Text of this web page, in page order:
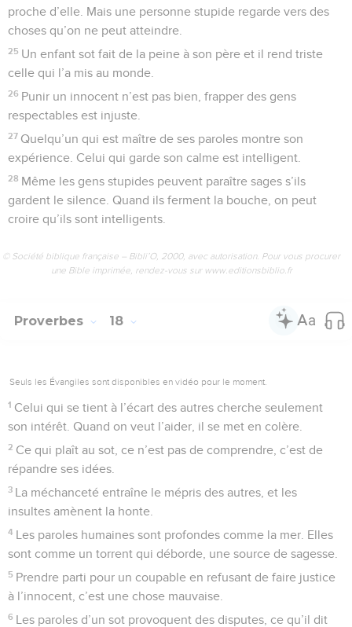
proche d’elle. Mais une personne stupide regarde vers des
choses qu’on ne peut atteindre.
25 Un enfant sot fait de la peine à son père et il rend triste
celle qui l’a mis au monde.
26 Punir un innocent n’est pas bien, frapper des gens
respectables est injuste.
27 Quelqu’un qui est maître de ses paroles montre son
expérience. Celui qui garde son calme est intelligent.
28 Même les gens stupides peuvent paraître sages s’ils
gardent le silence. Quand ils ferment la bouche, on peut
croire qu’ils sont intelligents.
© Société biblique française – Bibli’O, 2000, avec autorisation. Pour vous procurer
une Bible imprimée, rendez-vous sur www.editionsbiblio.fr
Proverbes 18
Seuls les Évangiles sont disponibles en vidéo pour le moment.
1 Celui qui se tient à l’écart des autres cherche seulement
son intérêt. Quand on veut l’aider, il se met en colère.
2 Ce qui plaît au sot, ce n’est pas de comprendre, c’est de
répandre ses idées.
3 La méchanceté entraîne le mépris des autres, et les
insultes amènent la honte.
4 Les paroles humaines sont profondes comme la mer. Elles
sont comme un torrent qui déborde, une source de sagesse.
5 Prendre parti pour un coupable en refusant de faire justice
à l’innocent, c’est une chose mauvaise.
6 Les paroles d’un sot provoquent des disputes, ce qu’il dit